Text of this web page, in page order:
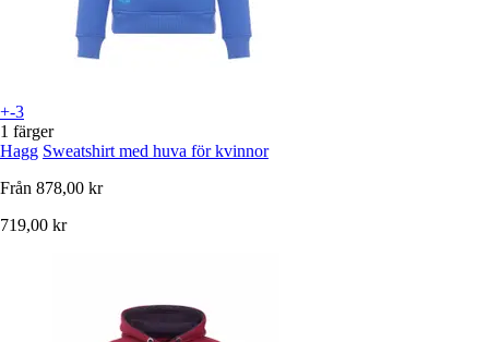
+-3
1 färger
Hagg Sweatshirt med huva för kvinnor
Från 878,00 kr
719,00 kr